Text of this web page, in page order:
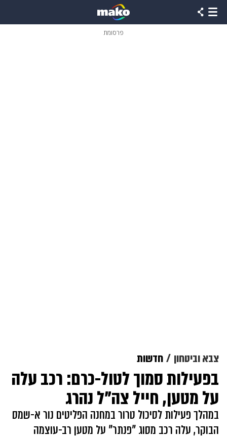
פרסומת
צבא וביטחון חדשות
בפעילות סמוך לטול-כרם: רכב עלה
על מטען, חייל צה"ל נהרג
במהלך פעילות לסיכול טרור במחנה הפליטים נור א-שמס
הבוקר, עלה רכב מסוג "פנתר" על מטען רב-עוצמה